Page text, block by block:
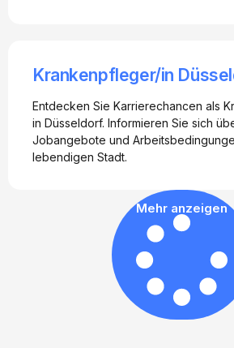
Krankenpfleger/in
Entdecken Sie Karrierechancen als
in Düsseldorf. Informieren Sie sich
Jobangebote und
lebendigen Stadt.
Mehr anzeigen